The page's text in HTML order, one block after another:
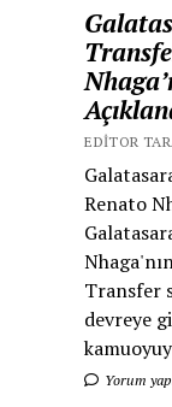
EDITOR
Renato
Transfer
devreye
Yorum